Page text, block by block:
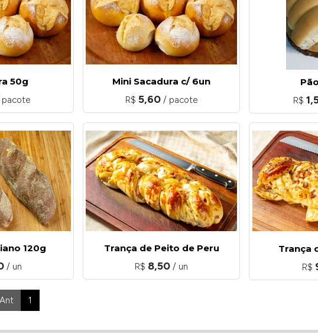
50g Mini Sacadura c/ 6un
R$ 5,60 / pacote R$
120g
/ un
Trança de Peito de Peru
R$ 8,50 / un
Trança
R$
Ant 1